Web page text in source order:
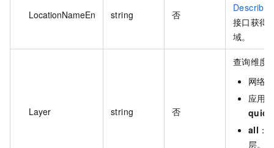
LocationNameEn string 否
接口获得
域。
Layer string 否
查询维度
网络
应用
quic
all ：
层。